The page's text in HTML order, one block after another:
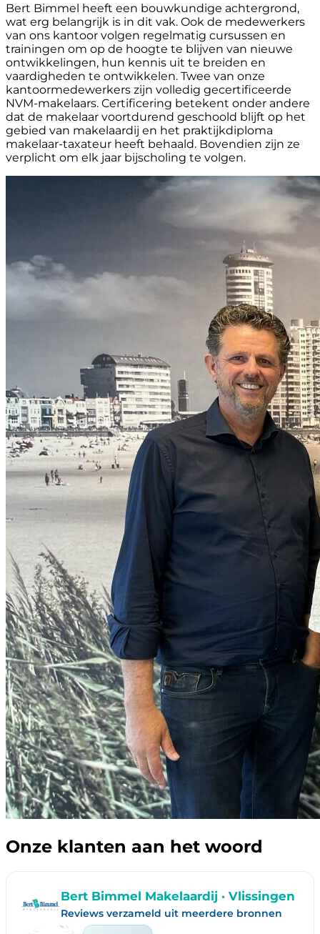
Bert Bimmel heeft een bouwkundige achtergrond,
wat erg belangrijk is in dit vak. Ook de medewerkers
van ons kantoor volgen regelmatig cursussen en
trainingen om op de hoogte te blijven van nieuwe
ontwikkelingen, hun kennis uit te breiden en
vaardigheden te ontwikkelen. Twee van onze
kantoormedewerkers zijn volledig gecertificeerde
NVM-makelaars. Certificering betekent onder andere
dat de makelaar voortdurend geschoold blijft op het
gebied van makelaardij en het praktijkdiploma
makelaar-taxateur heeft behaald. Bovendien zijn ze
verplicht om elk jaar bijscholing te volgen.
Onze klanten aan het woord